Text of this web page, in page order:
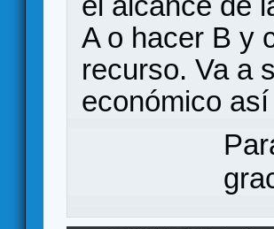
A o hacer B y
recurso. Va a
económico